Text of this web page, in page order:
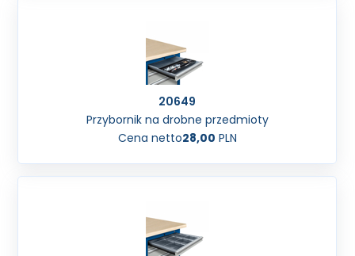
20649
Przybornik na drobne przedmioty
Cena netto28,00 PLN